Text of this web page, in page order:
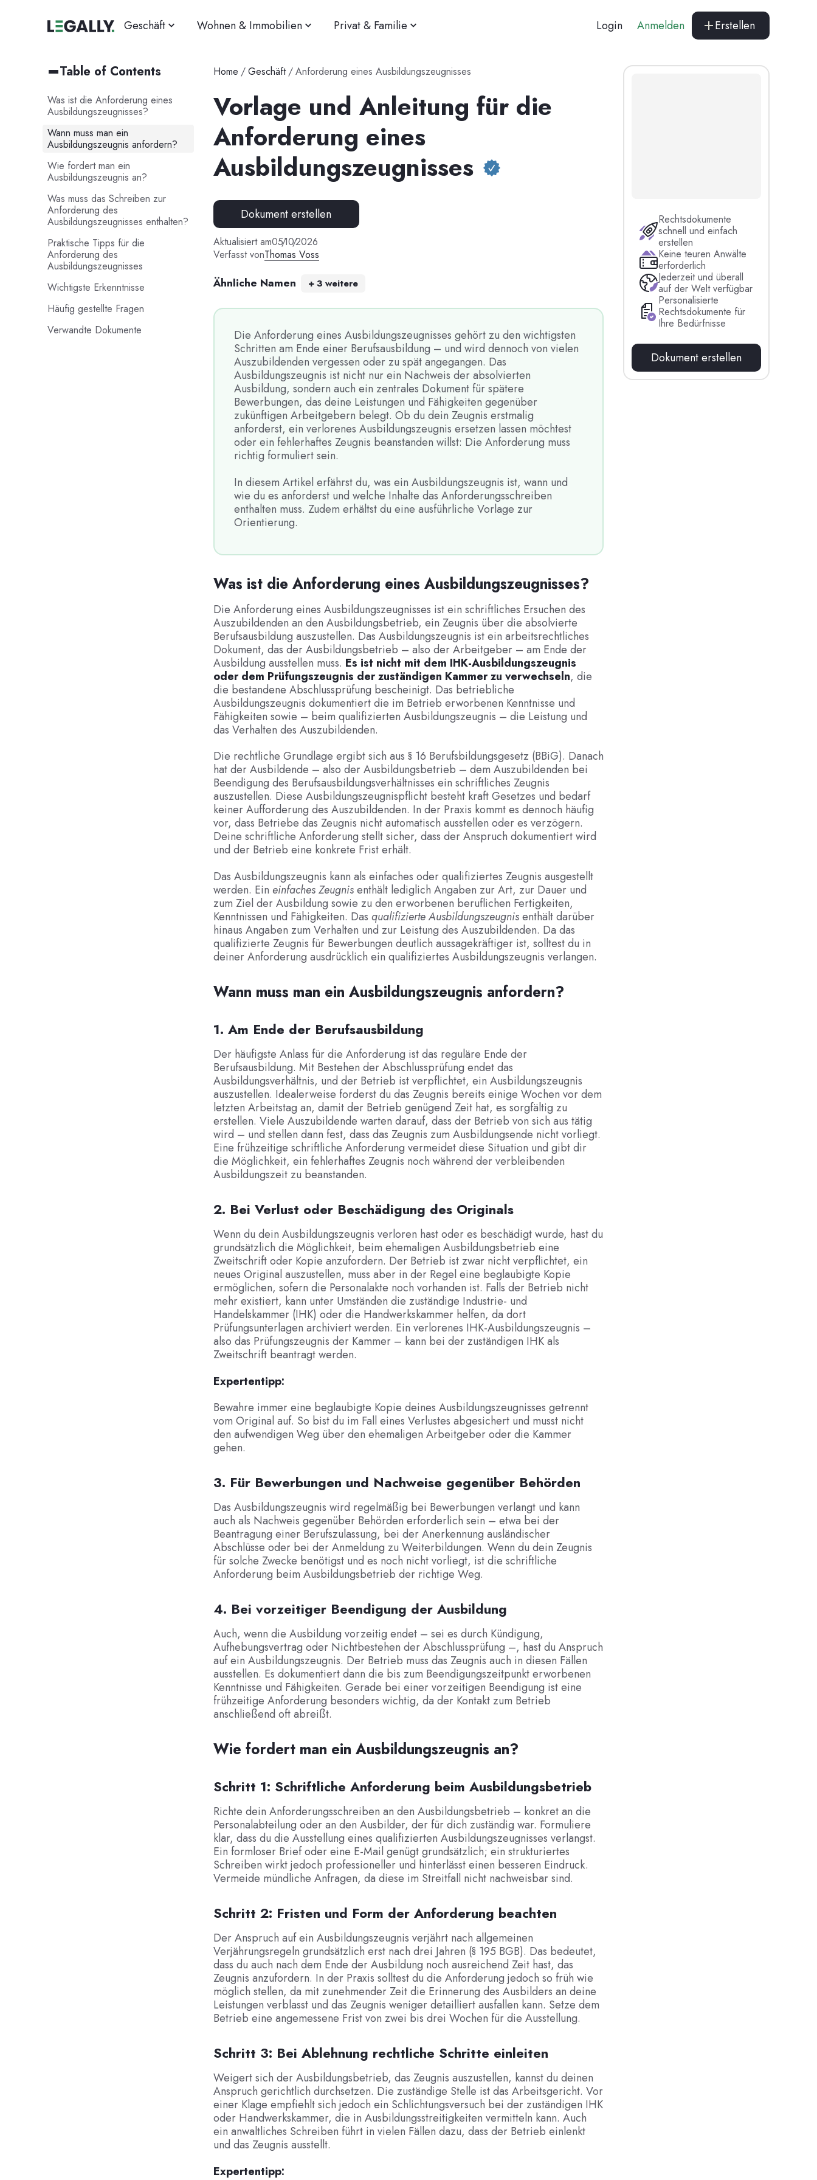
Geschäft Wohnen & Immobilien Privat & Familie Login Anmelden Erstellen
Home /Geschäft /Anforderung eines Ausbildungszeugnisses
Vorlage und Anleitung für die
Anforderung eines
Ausbildungszeugnisses
Dokument erstellen
Aktualisiert am05/10/2026
Verfasst vonThomas Voss
Ähnliche Namen +3 weitere
Rechtsdokumente
schnell und einfach
erstellen
Keine teuren Anwälte
erforderlich
Jederzeit und überall
auf der Welt verfügbar
Personalisierte
Rechtsdokumente für
Ihre Bedürfnisse
Dokument erstellen
Die Anforderung eines Ausbildungszeugnisses gehört zu den wichtigsten
Schritten am Ende einer Berufsausbildung – und wird dennoch von vielen
Auszubildenden vergessen oder zu spät angegangen. Das
Ausbildungszeugnis ist nicht nur ein Nachweis der absolvierten
Ausbildung, sondern auch ein zentrales Dokument für spätere
Bewerbungen, das deine Leistungen und Fähigkeiten gegenüber
zukünftigen Arbeitgebern belegt. Ob du dein Zeugnis erstmalig
anforderst, ein verlorenes Ausbildungszeugnis ersetzen lassen möchtest
oder ein fehlerhaftes Zeugnis beanstanden willst: Die Anforderung muss
richtig formuliert sein.
In diesem Artikel erfährst du, was ein Ausbildungszeugnis ist, wann und
wie du es anforderst und welche Inhalte das Anforderungsschreiben
enthalten muss. Zudem erhältst du eine ausführliche Vorlage zur
Orientierung.
Table of Contents
Was ist die Anforderung eines
Ausbildungszeugnisses?
Wann muss man ein
Ausbildungszeugnis anfordern?
Wie fordert man ein
Ausbildungszeugnis an?
Was muss das Schreiben zur
Anforderung des
Ausbildungszeugnisses enthalten?
Praktische Tipps für die
Anforderung des
Ausbildungszeugnisses
Wichtigste Erkenntnisse
Häufig gestellte Fragen
Verwandte Dokumente
Was ist die Anforderung eines Ausbildungszeugnisses?
Die Anforderung eines Ausbildungszeugnisses ist ein schriftliches Ersuchen des
Auszubildenden an den Ausbildungsbetrieb, ein Zeugnis über die absolvierte
Berufsausbildung auszustellen. Das Ausbildungszeugnis ist ein arbeitsrechtliches
Dokument, das der Ausbildungsbetrieb – also der Arbeitgeber – am Ende der
Ausbildung ausstellen muss. Es ist nicht mit dem IHK-Ausbildungszeugnis
oder dem Prüfungszeugnis der zuständigen Kammer zu verwechseln, die
die bestandene Abschlussprüfung bescheinigt. Das betriebliche
Ausbildungszeugnis dokumentiert die im Betrieb erworbenen Kenntnisse und
Fähigkeiten sowie – beim qualifizierten Ausbildungszeugnis – die Leistung und
das Verhalten des Auszubildenden.
Die rechtliche Grundlage ergibt sich aus § 16 Berufsbildungsgesetz (BBiG). Danach
hat der Ausbildende – also der Ausbildungsbetrieb – dem Auszubildenden bei
Beendigung des Berufsausbildungsverhältnisses ein schriftliches Zeugnis
auszustellen. Diese Ausbildungszeugnispflicht besteht kraft Gesetzes und bedarf
keiner Aufforderung des Auszubildenden. In der Praxis kommt es dennoch häufig
vor, dass Betriebe das Zeugnis nicht automatisch ausstellen oder es verzögern.
Deine schriftliche Anforderung stellt sicher, dass der Anspruch dokumentiert wird
und der Betrieb eine konkrete Frist erhält.
Das Ausbildungszeugnis kann als einfaches oder qualifiziertes Zeugnis ausgestellt
werden. Ein einfaches Zeugnisenthält lediglich Angaben zur Art, zur Dauer und
zum Ziel der Ausbildung sowie zu den erworbenen beruflichen Fertigkeiten,
Kenntnissen und Fähigkeiten. Das qualifizierte Ausbildungszeugnisenthält darüber
hinaus Angaben zum Verhalten und zur Leistung des Auszubildenden. Da das
qualifizierte Zeugnis für Bewerbungen deutlich aussagekräftiger ist, solltest du in
deiner Anforderung ausdrücklich ein qualifiziertes Ausbildungszeugnis verlangen.
Wann muss man ein Ausbildungszeugnis anfordern?
1. Am Ende der Berufsausbildung
Der häufigste Anlass für die Anforderung ist das reguläre Ende der
Berufsausbildung. Mit Bestehen der Abschlussprüfung endet das
Ausbildungsverhältnis, und der Betrieb ist verpflichtet, ein Ausbildungszeugnis
auszustellen. Idealerweise forderst du das Zeugnis bereits einige Wochen vor dem
letzten Arbeitstag an, damit der Betrieb genügend Zeit hat, es sorgfältig zu
erstellen. Viele Auszubildende warten darauf, dass der Betrieb von sich aus tätig
wird – und stellen dann fest, dass das Zeugnis zum Ausbildungsende nicht vorliegt.
Eine frühzeitige schriftliche Anforderung vermeidet diese Situation und gibt dir
die Möglichkeit, ein fehlerhaftes Zeugnis noch während der verbleibenden
Ausbildungszeit zu beanstanden.
2. Bei Verlust oder Beschädigung des Originals
Wenn du dein Ausbildungszeugnis verloren hast oder es beschädigt wurde, hast du
grundsätzlich die Möglichkeit, beim ehemaligen Ausbildungsbetrieb eine
Zweitschrift oder Kopie anzufordern. Der Betrieb ist zwar nicht verpflichtet, ein
neues Original auszustellen, muss aber in der Regel eine beglaubigte Kopie
ermöglichen, sofern die Personalakte noch vorhanden ist. Falls der Betrieb nicht
mehr existiert, kann unter Umständen die zuständige Industrie- und
Handelskammer (IHK) oder die Handwerkskammer helfen, da dort
Prüfungsunterlagen archiviert werden. Ein verlorenes IHK-Ausbildungszeugnis –
also das Prüfungszeugnis der Kammer – kann bei der zuständigen IHK als
Zweitschrift beantragt werden.
Expertentipp:
Bewahre immer eine beglaubigte Kopie deines Ausbildungszeugnisses getrennt
vom Original auf. So bist du im Fall eines Verlustes abgesichert und musst nicht
den aufwendigen Weg über den ehemaligen Arbeitgeber oder die Kammer
gehen.
3. Für Bewerbungen und Nachweise gegenüber Behörden
Das Ausbildungszeugnis wird regelmäßig bei Bewerbungen verlangt und kann
auch als Nachweis gegenüber Behörden erforderlich sein – etwa bei der
Beantragung einer Berufszulassung, bei der Anerkennung ausländischer
Abschlüsse oder bei der Anmeldung zu Weiterbildungen. Wenn du dein Zeugnis
für solche Zwecke benötigst und es noch nicht vorliegt, ist die schriftliche
Anforderung beim Ausbildungsbetrieb der richtige Weg.
4. Bei vorzeitiger Beendigung der Ausbildung
Auch, wenn die Ausbildung vorzeitig endet – sei es durch Kündigung,
Aufhebungsvertrag oder Nichtbestehen der Abschlussprüfung –, hast du Anspruch
auf ein Ausbildungszeugnis. Der Betrieb muss das Zeugnis auch in diesen Fällen
ausstellen. Es dokumentiert dann die bis zum Beendigungszeitpunkt erworbenen
Kenntnisse und Fähigkeiten. Gerade bei einer vorzeitigen Beendigung ist eine
frühzeitige Anforderung besonders wichtig, da der Kontakt zum Betrieb
anschließend oft abreißt.
Wie fordert man ein Ausbildungszeugnis an?
Schritt 1: Schriftliche Anforderung beim Ausbildungsbetrieb
Richte dein Anforderungsschreiben an den Ausbildungsbetrieb – konkret an die
Personalabteilung oder an den Ausbilder, der für dich zuständig war. Formuliere
klar, dass du die Ausstellung eines qualifizierten Ausbildungszeugnisses verlangst.
Ein formloser Brief oder eine E-Mail genügt grundsätzlich; ein strukturiertes
Schreiben wirkt jedoch professioneller und hinterlässt einen besseren Eindruck.
Vermeide mündliche Anfragen, da diese im Streitfall nicht nachweisbar sind.
Schritt 2: Fristen und Form der Anforderung beachten
Der Anspruch auf ein Ausbildungszeugnis verjährt nach allgemeinen
Verjährungsregeln grundsätzlich erst nach drei Jahren (§ 195 BGB). Das bedeutet,
dass du auch nach dem Ende der Ausbildung noch ausreichend Zeit hast, das
Zeugnis anzufordern. In der Praxis solltest du die Anforderung jedoch so früh wie
möglich stellen, da mit zunehmender Zeit die Erinnerung des Ausbilders an deine
Leistungen verblasst und das Zeugnis weniger detailliert ausfallen kann. Setze dem
Betrieb eine angemessene Frist von zwei bis drei Wochen für die Ausstellung.
Schritt 3: Bei Ablehnung rechtliche Schritte einleiten
Weigert sich der Ausbildungsbetrieb, das Zeugnis auszustellen, kannst du deinen
Anspruch gerichtlich durchsetzen. Die zuständige Stelle ist das Arbeitsgericht. Vor
einer Klage empfiehlt sich jedoch ein Schlichtungsversuch bei der zuständigen IHK
oder Handwerkskammer, die in Ausbildungsstreitigkeiten vermitteln kann. Auch
ein anwaltliches Schreiben führt in vielen Fällen dazu, dass der Betrieb einlenkt
und das Zeugnis ausstellt.
Expertentipp: